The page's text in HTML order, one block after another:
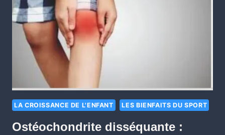
LA CROISSANCE DE L'ENFANT LES BIENFAITS DU SPORT
Ostéochondrite disséquante :